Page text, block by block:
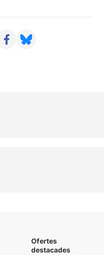
Ofertes
destacades